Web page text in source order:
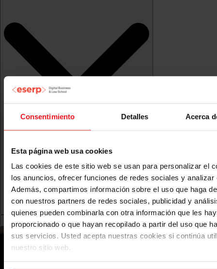
Consentimiento Detalles Acerca
Esta página web usa cookies
Las cookies de este sitio web se usan para personalizar el
los anuncios, ofrecer funciones de redes sociales y analizar
Además, compartimos información sobre el uso que haga
con nuestros partners de redes sociales, publicidad y
quienes pueden combinarla con otra información que les
proporcionado o que hayan recopilado a partir del uso que
sus servicios. Usted acepta nuestras cookies si continúa
nuestro sitio web.